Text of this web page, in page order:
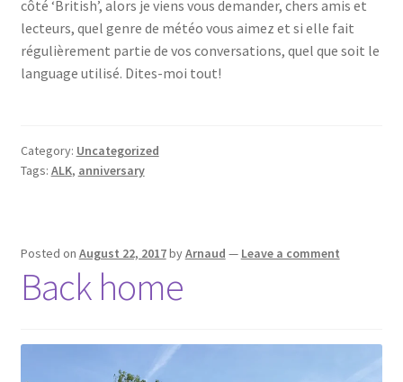
côté ‘British’, alors je viens vous demander, chers amis et
lecteurs, quel genre de météo vous aimez et si elle fait
régulièrement partie de vos conversations, quel que soit le
language utilisé. Dites-moi tout!
Category: Uncategorized
Tags: ALK, anniversary
Posted on August 22, 2017byArnaud — Leave a comment
Back home